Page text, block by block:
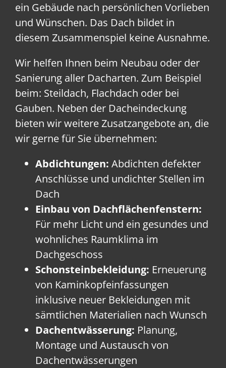
ein Gebäude nach persönlichen Vorlieben
und Wünschen. Das Dach bildet in
diesem Zusammenspiel keine Ausnahme.
Wir helfen Ihnen beim Neubau oder der
Sanierung aller Dacharten. Zum Beispiel
beim: Steildach, Flachdach oder bei
Gauben. Neben der Dacheindeckung
bieten wir weitere Zusatzangebote an, die
wir gerne für Sie übernehmen:
Abdichtungen: Abdichten defekter
Anschlüsse und undichter Stellen im
Dach
Einbau von Dachflächenfenstern:
Für mehr Licht und ein gesundes und
wohnliches Raumklima im
Dachgeschoss
Schonsteinbekleidung: Erneuerung
von Kaminkopfeinfassungen
inklusive neuer Bekleidungen mit
sämtlichen Materialien nach Wunsch
Dachentwässerung: Planung,
Montage und Austausch von
Dachentwässerungen